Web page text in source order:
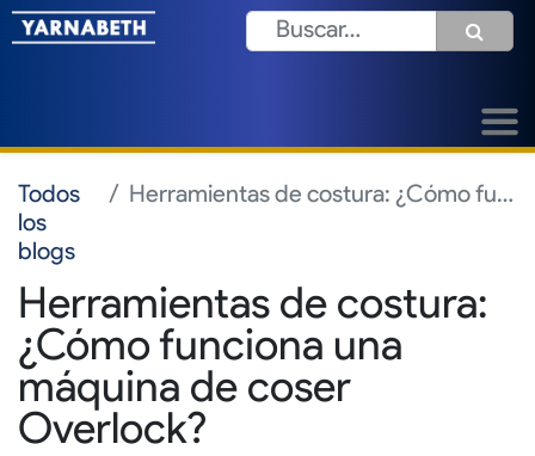
Todos
los
blogs
Herramientas de costura: ¿Cómo funciona una máquina de coser Overlock?
Herramientas de costura:
¿Cómo funciona una
máquina de coser
Overlock?